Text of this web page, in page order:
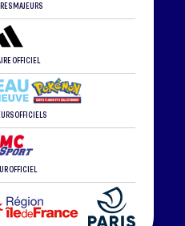
MAJEURS
OFFICIEL
OFFICIELS
OFFICIEL